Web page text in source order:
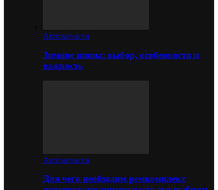
Автозапчасти
Зимние шины: выбор, особенности и
важность
Автозапчасти
Для чего необходим ремкомплект